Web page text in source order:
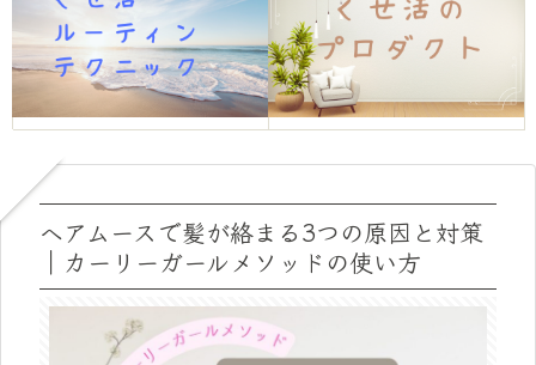
ヘアムースで髪が絡まる3つの原因と対策
｜カーリーガールメソッドの使い方